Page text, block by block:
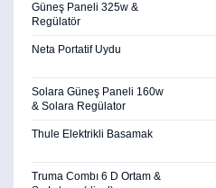
Güneş Paneli 325w &
Regülatör
Neta Portatif Uydu
Solara Güneş Paneli 160w
& Solara Regülator
Thule Elektrikli Basamak
Truma Combı 6 D Ortam &